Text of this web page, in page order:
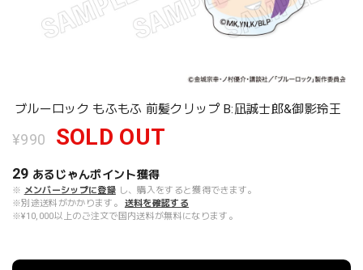
ブルーロック もふもふ 前髪クリップ B:凪誠士郎&御影玲王
¥990 SOLD OUT
29 あるじゃんポイント獲得
※ メンバーシップに登録 し、購入をすると獲得できます。
※別途送料がかかります。
送料を確認する
※¥10,000以上のご注文で国内送料が無料になります。